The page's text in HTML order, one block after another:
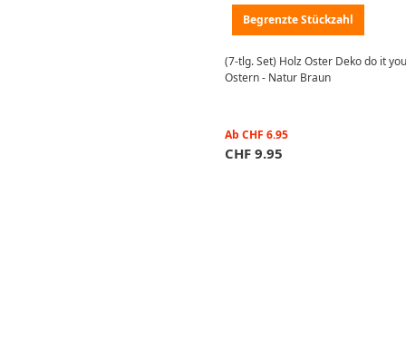
Begrenzte Stückzahl
(7-tlg. Set) Holz Oster Deko do it
Ostern - Natur Braun
Ab CHF 6.95
CHF 9.95